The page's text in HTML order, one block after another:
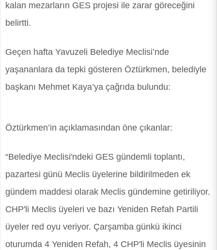
kalan mezarların GES projesi ile zarar göreceğini
belirtti.
Geçen hafta Yavuzeli Belediye Meclisi’nde
yaşananlara da tepki gösteren Öztürkmen, belediyle
başkanı Mehmet Kaya’ya çağrıda bulundu:
Öztürkmen’in açıklamasından öne çıkanlar:
“Belediye Meclisi'ndeki GES gündemli toplantı,
pazartesi günü Meclis üyelerine bildirilmeden ek
gündem maddesi olarak Meclis gündemine getiriliyor.
CHP'li Meclis üyeleri ve bazı Yeniden Refah Partili
üyeler red oyu veriyor. Çarşamba günkü ikinci
oturumda 4 Yeniden Refah, 4 CHP'li Meclis üyesinin